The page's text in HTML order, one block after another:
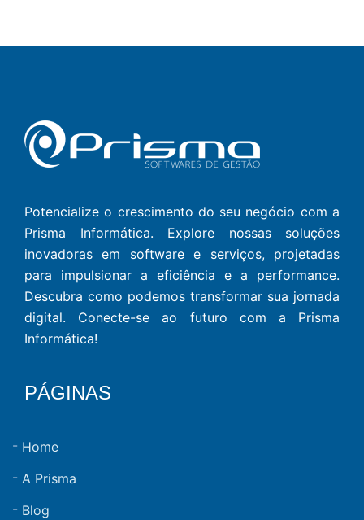
Potencialize o crescimento do seu negócio com a
Prisma Informática. Explore nossas soluções
inovadoras em software e serviços, projetadas
para impulsionar a eficiência e a performance.
Descubra como podemos transformar sua jornada
digital. Conecte-se ao futuro com a Prisma
Informática!
PÁGINAS
Home
A Prisma
Blog